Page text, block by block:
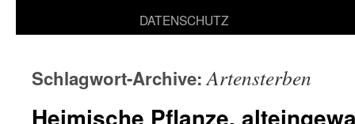
DATENSCHUTZ
Schlagwort-Archive:Artensterben
Heimische Pflanze,